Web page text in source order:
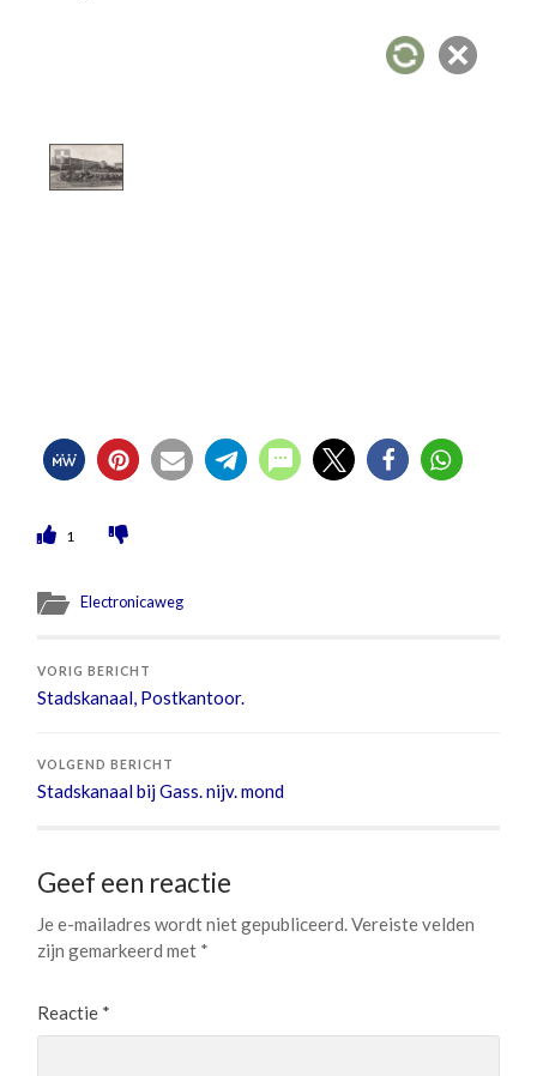
1
Electronicaweg
VORIG BERICHT
Stadskanaal, Postkantoor.
VOLGEND BERICHT
Stadskanaal bij Gass. nijv. mond
Geef een reactie
Je e-mailadres wordt niet gepubliceerd.Vereiste velden
zijn gemarkeerd met *
Reactie *